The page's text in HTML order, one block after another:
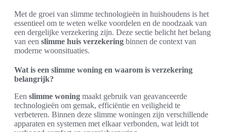
Met de groei van slimme technologieën in huishoudens is het
essentieel om te weten welke voordelen en de noodzaak van
een dergelijke verzekering zijn. Deze sectie belicht het belang
van een slimme huis verzekering binnen de context van
moderne woonsituaties.
Wat is een slimme woning en waarom is verzekering
belangrijk?
Een slimme woning maakt gebruik van geavanceerde
technologieën om gemak, efficiëntie en veiligheid te
verbeteren. Binnen deze slimme woningen zijn verschillende
apparaten en systemen met elkaar verbonden, wat leidt tot